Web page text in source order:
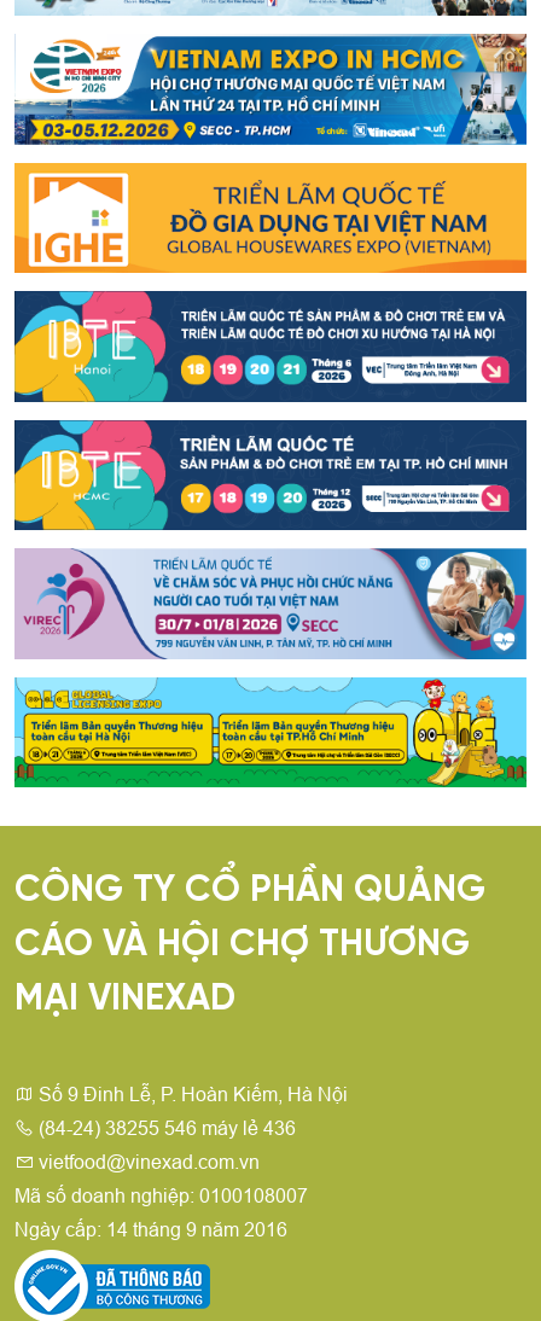
CÔNG TY CỔ PHẦN QUẢNG
CÁO VÀ HỘI CHỢ THƯƠNG
MẠI VINEXAD
Số 9 Đinh Lễ, P. Hoàn Kiếm, Hà Nội
(84-24) 38255 546 máy lẻ 436
vietfood@vinexad.com.vn
Mã số doanh nghiệp: 0100108007
Ngày cấp: 14 tháng 9 năm 2016